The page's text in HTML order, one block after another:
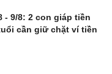
- 9/8: 2 con giáp tiền
cần giữ chặt ví tiền